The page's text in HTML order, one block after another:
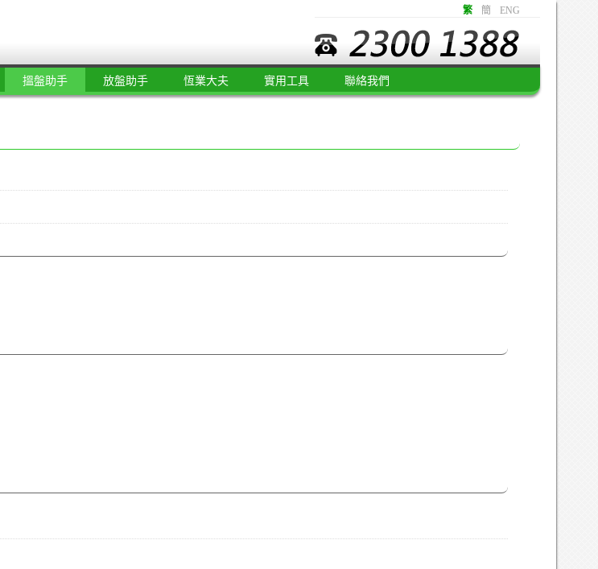
繁 簡 ENG
搵盤助手 放盤助手 恆業大夫 實用工具 聯絡我們